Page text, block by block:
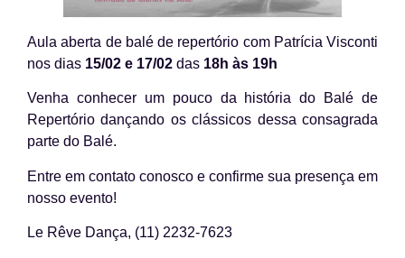
Aula aberta de balé de repertório com Patrícia Visconti
nos dias 15/02 e 17/02 das 18h às 19h
Venha conhecer um pouco da história do Balé de
Repertório dançando os clássicos dessa consagrada
parte do Balé.
Entre em contato conosco e confirme sua presença em
nosso evento!
Le Rêve Dança, (11) 2232-7623